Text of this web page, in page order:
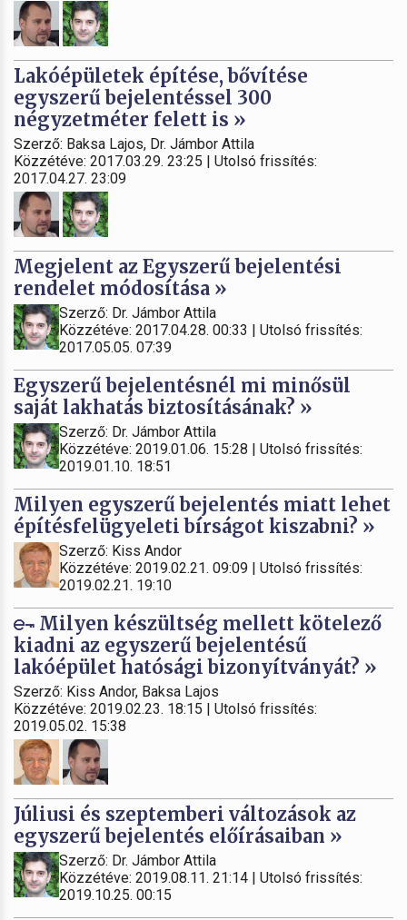
Lakóépületek építése, bővítése
egyszerű bejelentéssel 300
négyzetméter felett is »
Szerző: Baksa Lajos, Dr. Jámbor Attila
Közzétéve: 2017.03.29. 23:25 | Utolsó frissítés:
2017.04.27. 23:09
Megjelent az Egyszerű bejelentési
rendelet módosítása »
Szerző: Dr. Jámbor Attila
Közzétéve: 2017.04.28. 00:33 | Utolsó frissítés:
2017.05.05. 07:39
Egyszerű bejelentésnél mi minősül
saját lakhatás biztosításának? »
Szerző: Dr. Jámbor Attila
Közzétéve: 2019.01.06. 15:28 | Utolsó frissítés:
2019.01.10. 18:51
Milyen egyszerű bejelentés miatt lehet
építésfelügyeleti bírságot kiszabni? »
Szerző: Kiss Andor
Közzétéve: 2019.02.21. 09:09 | Utolsó frissítés:
2019.02.21. 19:10
Milyen készültség mellett kötelező
kiadni az egyszerű bejelentésű
lakóépület hatósági bizonyítványát? »
Szerző: Kiss Andor, Baksa Lajos
Közzétéve: 2019.02.23. 18:15 | Utolsó frissítés:
2019.05.02. 15:38
Júliusi és szeptemberi változások az
egyszerű bejelentés előírásaiban »
Szerző: Dr. Jámbor Attila
Közzétéve: 2019.08.11. 21:14 | Utolsó frissítés:
2019.10.25. 00:15